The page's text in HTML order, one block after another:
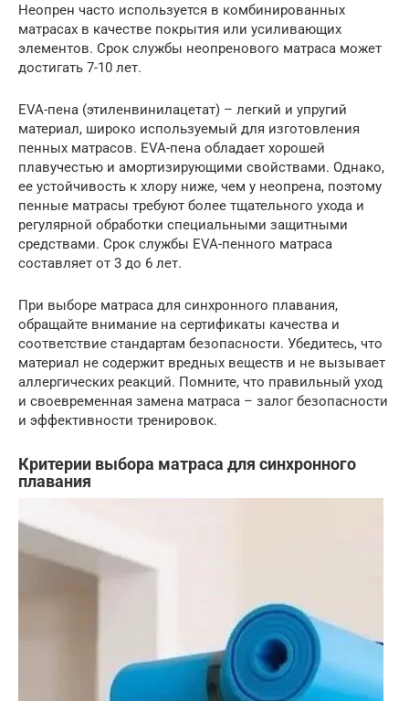
Неопрен часто используется в комбинированных
матрасах в качестве покрытия или усиливающих
элементов. Срок службы неопренового матраса может
достигать 7-10 лет.
EVA-пена (этиленвинилацетат) – легкий и упругий
материал, широко используемый для изготовления
пенных матрасов. EVA-пена обладает хорошей
плавучестью и амортизирующими свойствами. Однако,
ее устойчивость к хлору ниже, чем у неопрена, поэтому
пенные матрасы требуют более тщательного ухода и
регулярной обработки специальными защитными
средствами. Срок службы EVA-пенного матраса
составляет от 3 до 6 лет.
При выборе матраса для синхронного плавания,
обращайте внимание на сертификаты качества и
соответствие стандартам безопасности. Убедитесь, что
материал не содержит вредных веществ и не вызывает
аллергических реакций. Помните, что правильный уход
и своевременная замена матраса – залог безопасности
и эффективности тренировок.
Критерии выбора матраса для синхронного
плавания